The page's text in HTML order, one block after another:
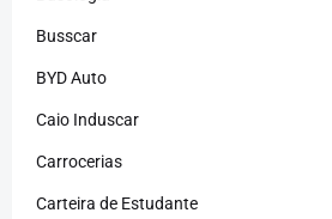
Busscar
BYD Auto
Caio Induscar
Carrocerias
Carteira de Estudante